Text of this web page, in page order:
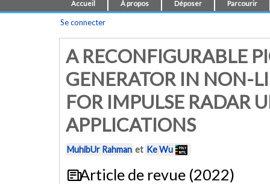
Accueil À propos Déposer Parcourir
Se connecter
A RECONFIGURABLE
GENERATOR IN NON-
FOR IMPULSE RADAR
APPLICATIONS
MuhibUr Rahman et Ke Wu
Article de revue (2022)